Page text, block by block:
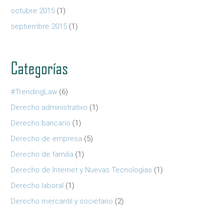
octubre 2015 (1)
septiembre 2015 (1)
Categorías
#TrendingLaw (6)
Derecho administrativo (1)
Derecho bancario (1)
Derecho de empresa (5)
Derecho de familia (1)
Derecho de Internet y Nuevas Tecnologías (1)
Derecho laboral (1)
Derecho mercantil y societario (2)